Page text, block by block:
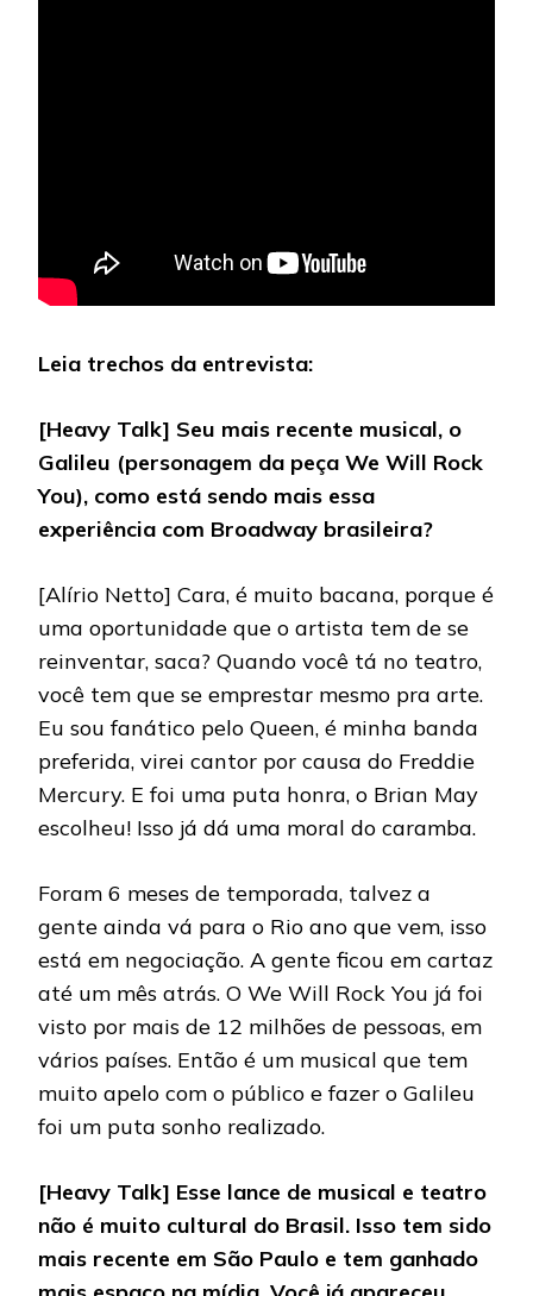
Leia trechos da entrevista:
[Heavy Talk] Seu mais recente musical, o
Galileu (personagem da peça We Will Rock
You), como está sendo mais essa
experiência com Broadway brasileira?
[Alírio Netto] Cara, é muito bacana, porque é
uma oportunidade que o artista tem de se
reinventar, saca? Quando você tá no teatro,
você tem que se emprestar mesmo pra arte.
Eu sou fanático pelo Queen, é minha banda
preferida, virei cantor por causa do Freddie
Mercury. E foi uma puta honra, o Brian May
escolheu! Isso já dá uma moral do caramba.
Foram 6 meses de temporada, talvez a
gente ainda vá para o Rio ano que vem, isso
está em negociação. A gente ficou em cartaz
até um mês atrás. O We Will Rock You já foi
visto por mais de 12 milhões de pessoas, em
vários países. Então é um musical que tem
muito apelo com o público e fazer o Galileu
foi um puta sonho realizado.
[Heavy Talk] Esse lance de musical e teatro
não é muito cultural do Brasil. Isso tem sido
mais recente em São Paulo e tem ganhado